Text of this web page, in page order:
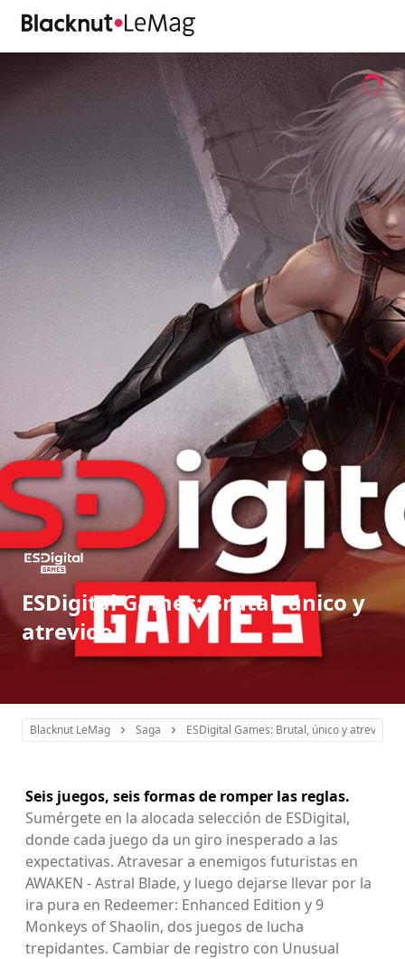
ESDigital Games: Brutal, único y
atrevido
Blacknut LeMag Saga ESDigital Games: Brutal, único y atrevido
Seis juegos, seis formas de romper las reglas.
Sumérgete en la alocada selección de ESDigital,
donde cada juego da un giro inesperado a las
expectativas. Atravesar a enemigos futuristas en
AWAKEN - Astral Blade, y luego dejarse llevar por la
ira pura en Redeemer: Enhanced Edition y 9
Monkeys of Shaolin, dos juegos de lucha
trepidantes. Cambiar de registro con Unusual